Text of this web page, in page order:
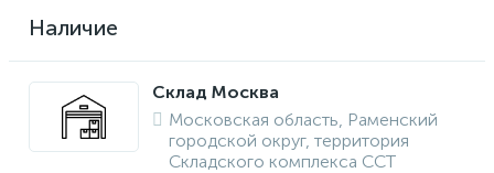
Наличие
Склад Москва
Московская область, Раменский
городской округ, территория
Складского комплекса ССТ